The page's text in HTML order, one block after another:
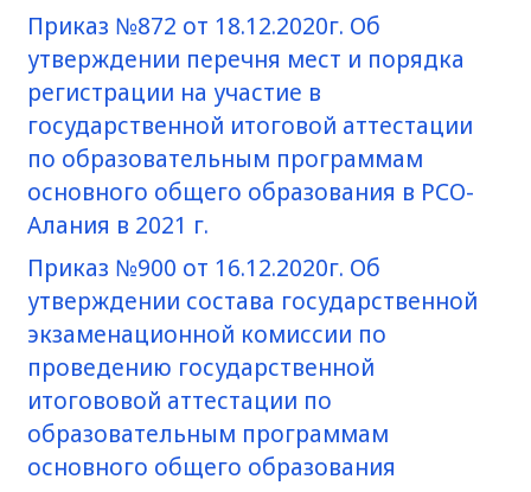
Приказ №872 от 18.12.2020г. Об
утверждении перечня мест и порядка
регистрации на участие в
государственной итоговой аттестации
по образовательным программам
основного общего образования в РСО-
Алания в 2021 г.
Приказ №900 от 16.12.2020г. Об
утверждении состава государственной
экзаменационной комиссии по
проведению государственной
итогововой аттестации по
образовательным программам
основного общего образования